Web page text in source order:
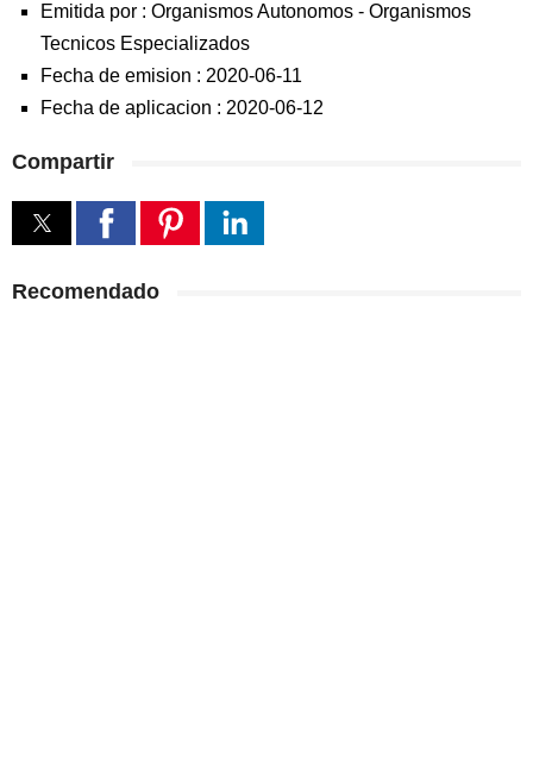
Emitida por : Organismos Autonomos - Organismos
Tecnicos Especializados
Fecha de emision : 2020-06-11
Fecha de aplicacion : 2020-06-12
Compartir
Recomendado